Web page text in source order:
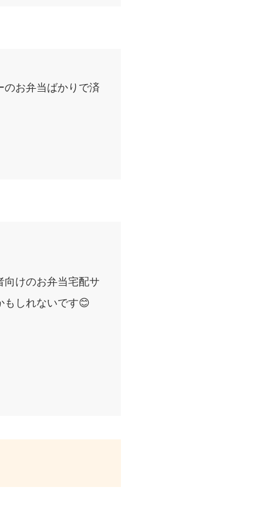
のお弁当ばかりで済
向けのお弁当宅配サ
もしれないです😊